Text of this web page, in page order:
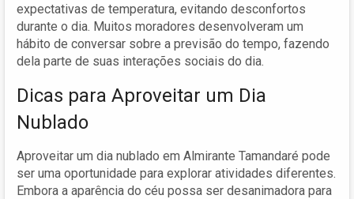
expectativas de temperatura, evitando desconfortos
durante o dia. Muitos moradores desenvolveram um
hábito de conversar sobre a previsão do tempo, fazendo
dela parte de suas interações sociais do dia.
Dicas para Aproveitar um Dia
Nublado
Aproveitar um dia nublado em Almirante Tamandaré pode
ser uma oportunidade para explorar atividades diferentes.
Embora a aparência do céu possa ser desanimadora para